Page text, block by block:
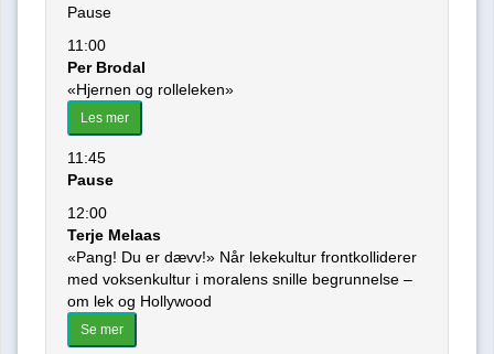
Pause
11:00
Per Brodal
«Hjernen og rolleleken»
Les mer
11:45
Pause
12:00
Terje Melaas
«Pang! Du er dævv!» Når lekekultur frontkolliderer
med voksenkultur i moralens snille begrunnelse –
om lek og Hollywood
Se mer